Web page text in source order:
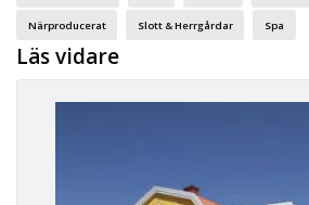
Närproducerat Slott & Herrgårdar Spa
Läs vidare